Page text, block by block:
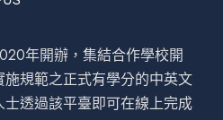
年開辦，集結合作學校開
規範之正式有學分的中英文
透過該平臺即可在線上完成